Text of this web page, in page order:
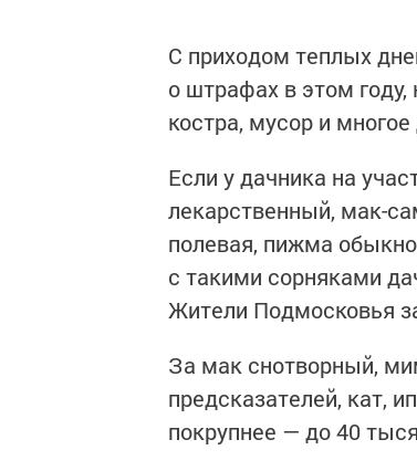
С приходом теплых
о штрафах в этом
костра, мусор и
Если у дачника на
лекарственный, мак-
полевая, пижма
с такими сорняками
Жители Подмосковья
За мак снотворный,
предсказателей, кат,
покрупнее — до 40